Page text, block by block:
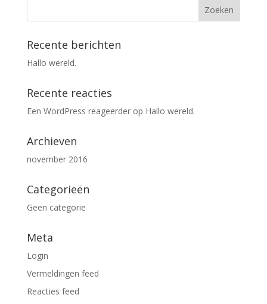
Recente berichten
Hallo wereld.
Recente reacties
Een WordPress reageerderop Hallo wereld.
Archieven
november 2016
Categorieën
Geen categorie
Meta
Login
Vermeldingen feed
Reacties feed